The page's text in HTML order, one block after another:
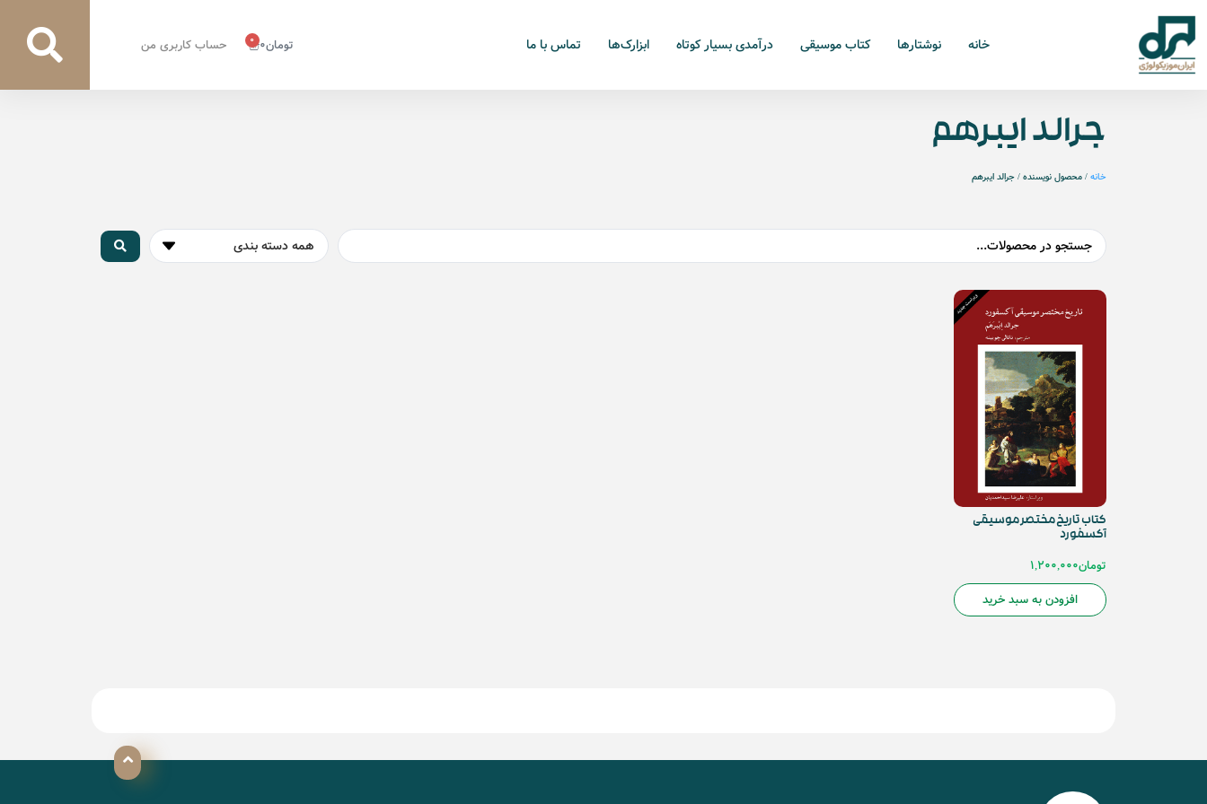
خانه نوشتارها کتاب موسیقی درآمدی بسیار کوتاه ابزارک‌ها تماس با ما تومان0
0 حساب کاربری من
جرالد ایبرهم
خانه / محصول نویسنده / جرالد ایبرهم
کتاب تاریخ مختصر موسیقی
آکسفورد
تومان1,200,000
افزودن به سبد خرید